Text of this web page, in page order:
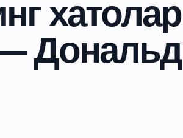
Дональд